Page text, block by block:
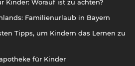
Kinder: Worauf ist zu achten?
Familienurlaub in Bayern
Tipps, um Kindern das Lernen zu
für Kinder